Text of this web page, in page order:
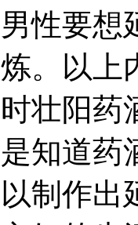
性要想
。以上
壮阳
知道药
制作出